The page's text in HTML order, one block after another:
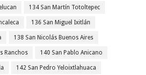
134 San Martín Totoltepec
136 San Miguel Ixitlán
138 San Nicolás Buenos Aires
Ranchos 140 San Pablo Anicano
142 San Pedro Yeloixtlahuaca